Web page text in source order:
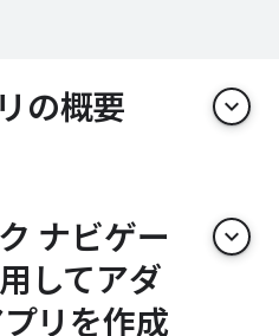
の概要 keyboard_arrow_down
ナビゲー
してアダ
リを作成
keyboard_arrow_down